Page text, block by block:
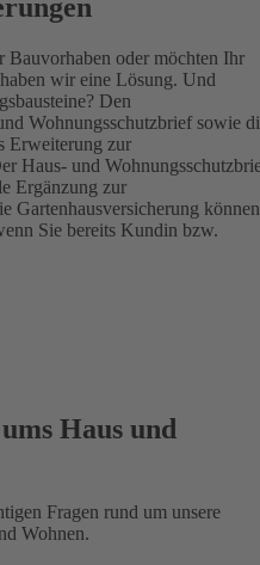
Bauvorhaben oder möchten Ihr
wir eine Lösung. Und
Den
Wohnungsschutzbrief sowie
Erweiterung zur
Haus- und
Ergänzung zur
Gartenhausversicherung können
Sie bereits Kundin bzw.
Haus und
Fragen rund um unsere
Wohnen.